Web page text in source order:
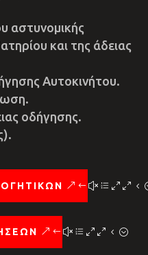
αστυνομικής
και της άδειας
Αυτοκινήτου.
οδήγησης.